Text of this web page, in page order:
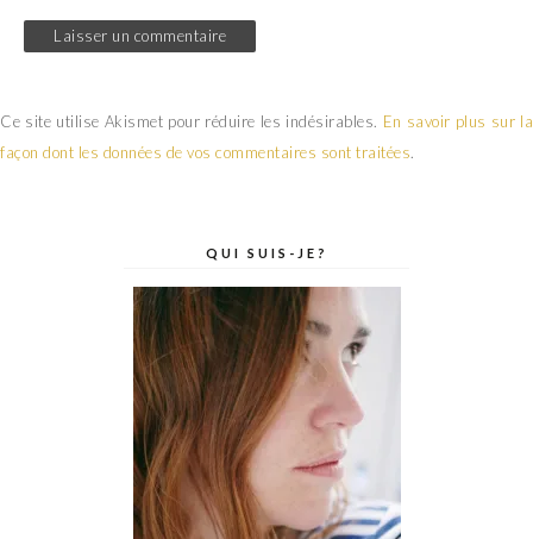
Ce site utilise Akismet pour réduire les indésirables. En savoir plus sur la
façon dont les données de vos commentaires sont traitées.
QUI SUIS-JE?